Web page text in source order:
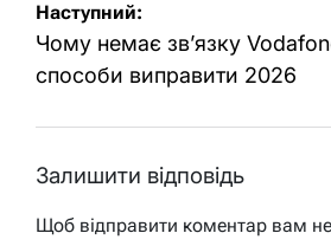
Наступний:
Чому немає зв’язку
способи виправити 2026
Залишити відповідь
Щоб відправити коментар вам